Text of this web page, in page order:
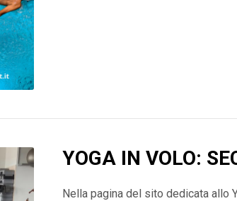
YOGA IN VOLO:
Nella pagina del sito dedicata allo